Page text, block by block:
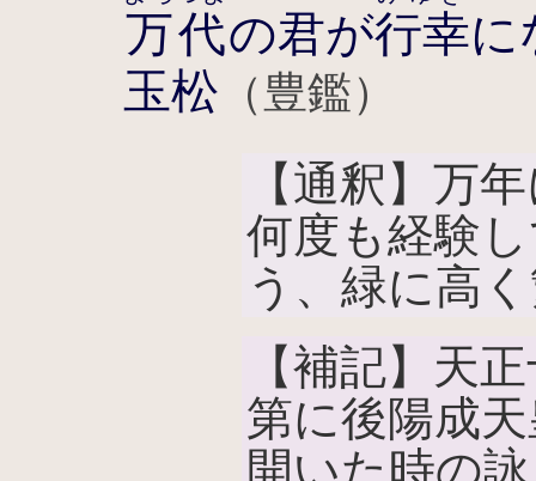
万代の君が行幸に
玉松 （豊鑑）
【通釈】万
何度も経験
う、緑に高
【補記】天
第に後陽成
開いた時の